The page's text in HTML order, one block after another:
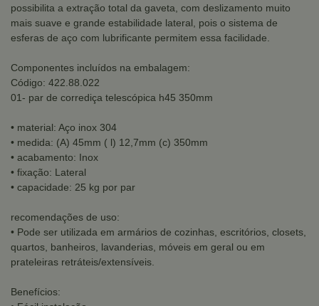
possibilita a extração total da gaveta, com deslizamento muito
mais suave e grande estabilidade lateral, pois o sistema de
esferas de aço com lubrificante permitem essa facilidade.
Componentes incluídos na embalagem:
Código: 422.88.022
01- par de corrediça telescópica h45 350mm
• material: Aço inox 304
• medida: (A) 45mm ( l) 12,7mm (c) 350mm
• acabamento: Inox
• fixação: Lateral
• capacidade: 25 kg por par
recomendações de uso:
• Pode ser utilizada em armários de cozinhas, escritórios, closets,
quartos, banheiros, lavanderias, móveis em geral ou em
prateleiras retráteis/extensíveis.
Benefícios: